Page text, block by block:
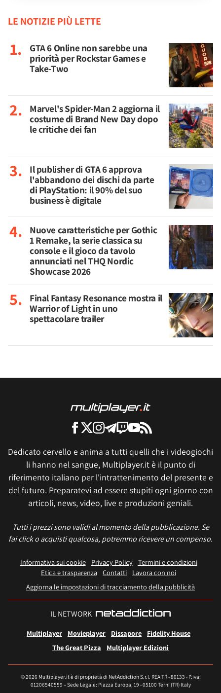
LE NOTIZIE PIÙ LETTE
GTA 6 Online non sarebbe una
priorità per Rockstar Games e
Take-Two
Marvel's Spider-Man 2 aggiorna il
costume di Brand New Day dopo
le critiche dei fan
Il publisher di GTA 6 approva
l'abbandono dei dischi da parte
di PlayStation: il 90% del suo
business è digitale
Nuove caratteristiche per Gothic
1 Remake, la serie classica su
console e il gioco da tavolo
annunciati nel THQ Nordic
Showcase 2026
Final Fantasy Resonance mostra il
Warrior of Light in uno
spettacolare trailer
Dedicato cervello e anima a tutti quelli che i videogiochi
li hanno nel sangue, Multiplayer.it è il punto di
riferimento italiano per l'intrattenimento del presente e
del futuro. Preparatevi ad essere stupiti ogni giorno con
articoli, news, video, live e produzioni geniali.
Tutti i prezzi sono validi al momento della pubblicazione. Se
fai click o acquisti qualcosa, potremmo ricevere un compenso.
Informativa sui cookie Privacy Policy
Termini e condizioni
Etica e trasparenza Contatti
Lavora con noi
Aggiorna le impostazioni di tracciamento della pubblicità
IL NETWORK
Multiplayer Movieplayer Dissapore
Fidelity House
The Great Pizza
Multiplayer Edizioni
© 2026 Multiplayer.it è di proprietà di NetAddiction S.r.l. REA TR - 80133 - P.iva:
01206540559 – Sede Legale: Piazza Europa, 19 - 05100 Terni (TR) Italy